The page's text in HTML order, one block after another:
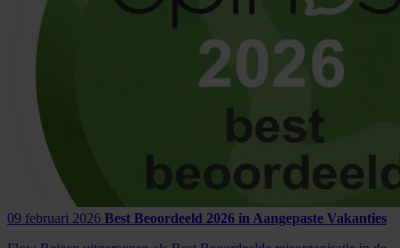
09 februari 2026 Best Beoordeeld 2026 in Aangepaste Vakanties